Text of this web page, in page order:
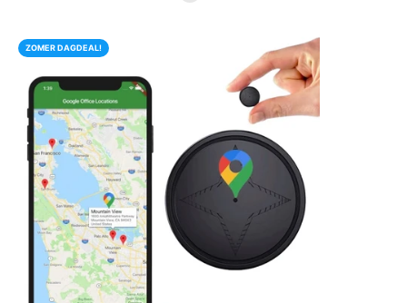
ZOMER DAGDEAL!